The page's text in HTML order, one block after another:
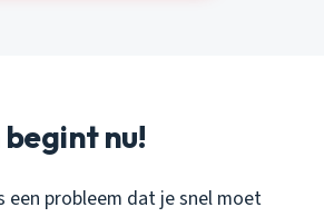
nu!
een probleem dat je snel moet